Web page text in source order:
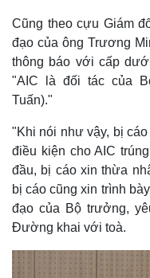
Cũng theo cựu Giám
đạo của ông Trương
thông báo với cấp
"AIC là đối tác của
Tuấn)."
"Khi nói như vậy, bị
điều kiện cho AIC
đầu, bị cáo xin thừa
bị cáo cũng xin trình
đạo của Bộ trưởng,
Đường khai với toà.